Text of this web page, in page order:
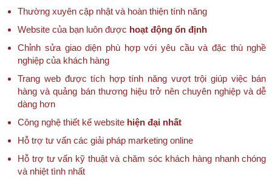
Thường xuyên cập nhật và hoàn thiện tính năng
Website của bạn luôn được hoạt động ổn định
Chỉnh sửa giao diện phù hợp với yêu cầu và đặc thù nghề
nghiệp của khách hàng
Trang web được tích hợp tính năng vượt trội giúp việc bán
hàng và quảng bán thương hiệu trở nên chuyên nghiệp và dễ
dàng hơn
Công nghệ thiết kế website hiện đại nhất
Hỗ trợ tư vấn các giải pháp marketing online
Hỗ trợ tư vấn kỹ thuật và chăm sóc khách hàng nhanh chóng
và nhiệt tình nhất